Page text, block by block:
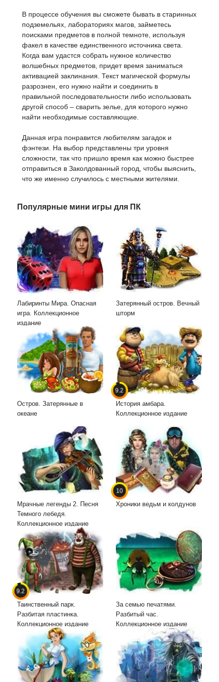
В процессе обучения вы сможете бывать в старинных
подземельях, лабораториях магов, займетесь
поисками предметов в полной темноте, используя
факел в качестве единственного источника света.
Когда вам удастся собрать нужное количество
волшебных предметов, придет время заниматься
активацией заклинания. Текст магической формулы
разрознен, его нужно найти и соединить в
правильной последовательности либо использовать
другой способ – сварить зелье, для которого нужно
найти необходимые составляющие.
Данная игра понравится любителям загадок и
фэнтези. На выбор представлены три уровня
сложности, так что пришло время как можно быстрее
отправиться в Заколдованный город, чтобы выяснить,
что же именно случилось с местными жителями.
Популярные мини игры для ПК
Лабиринты Мира. Опасная
игра. Коллекционное
издание
Затерянный остров. Вечный
шторм
Остров. Затерянные в
океане
9.2
История амбара.
Коллекционное издание
Мрачные легенды 2. Песня
Темного лебедя.
Коллекционное издание
10
Хроники ведьм и колдунов
9.2
Таинственный парк.
Разбитая пластинка.
Коллекционное издание
За семью печатями.
Разбитый час.
Коллекционное издание